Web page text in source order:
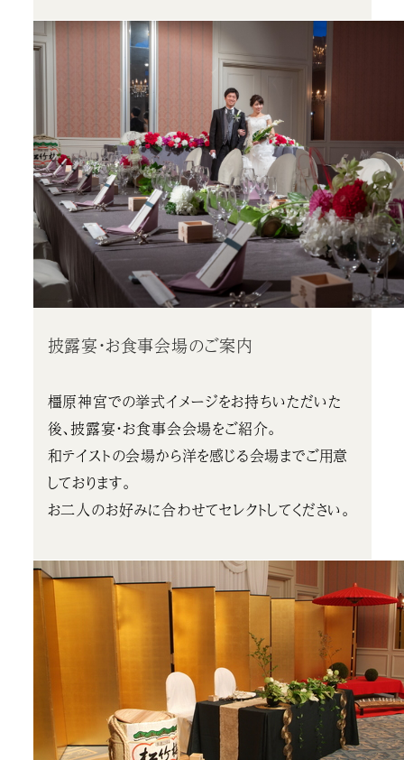
披露宴・お食事会場のご案内
橿原神宮での挙式イメージをお持ちいただいた
後、披露宴・お食事会会場をご紹介。
和テイストの会場から洋を感じる会場までご用意
しております。
お二人のお好みに合わせてセレクトしてください。